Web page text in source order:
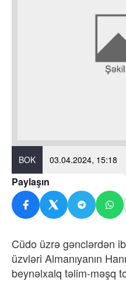
BOK 03.04.2024, 15:18
Paylaşın
Cüdo üzrə gənclərdən
üzvləri Almanıyanın
beynəlxalq təlim-məşq